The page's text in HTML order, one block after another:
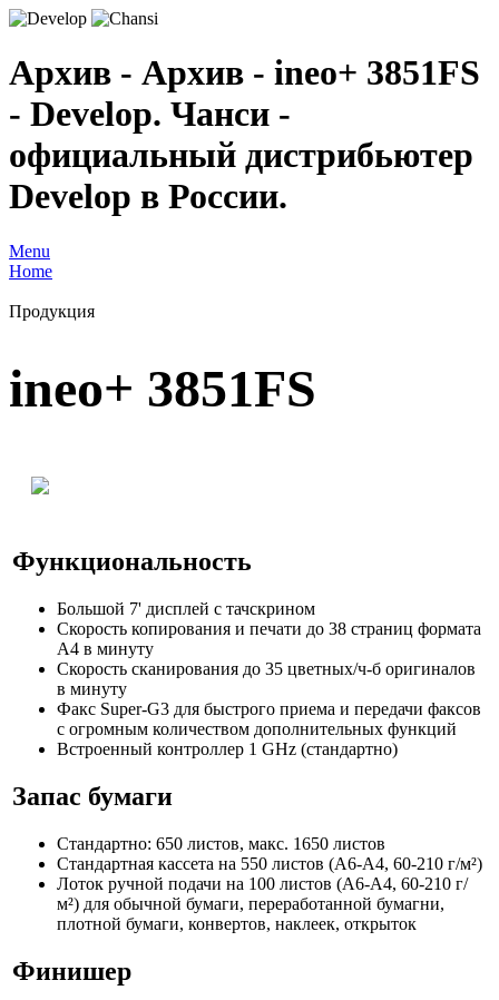
Архив - Архив - ineo+ 3851FS
- Develop. Чанси -
официальный дистрибьютер
Develop в России.
Menu
Home
Продукция
ineo+ 3851FS
Функциональность
Большой 7' дисплей с тачскрином
Скорость копирования и печати до 38 страниц формата
A4 в минуту
Скорость сканирования до 35 цветных/ч-б оригиналов
в минуту
Факс Super-G3 для быстрого приема и передачи факсов
с огромным количеством дополнительных функций
Встроенный контроллер 1 GHz (стандартно)
Запас бумаги
Стандартно: 650 листов, макс. 1650 листов
Стандартная кассета на 550 листов (A6-A4, 60-210 г/м²)
Лоток ручной подачи на 100 листов (A6-A4, 60-210 г/
м²) для обычной бумаги, переработанной бумагни,
плотной бумаги, конвертов, наклеек, открыток
Финишер